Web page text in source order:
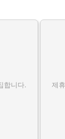
합니다. 제